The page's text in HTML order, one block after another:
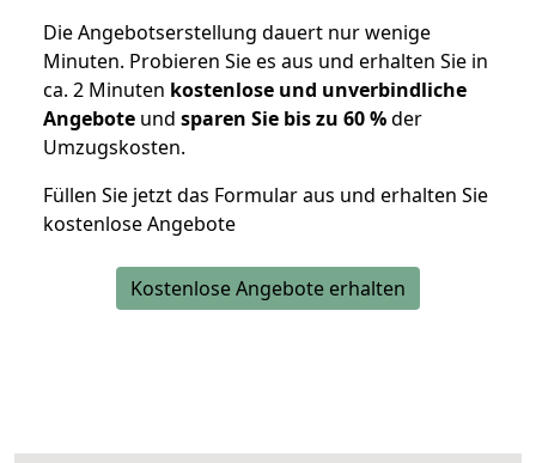
Die Angebotserstellung dauert nur wenige
Minuten. Probieren Sie es aus und erhalten Sie in
ca. 2 Minuten kostenlose und unverbindliche
Angebote und sparen Sie bis zu 60 %der
Umzugskosten.
Füllen Sie jetzt das Formular aus und erhalten Sie
kostenlose Angebote
Kostenlose Angebote erhalten